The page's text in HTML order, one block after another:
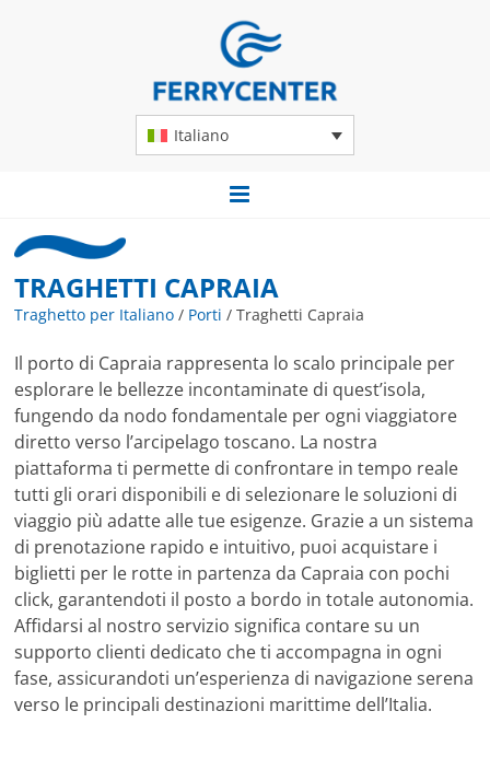
Italiano
TRAGHETTI CAPRAIA
Traghetto per Italiano / Porti /Traghetti Capraia
Il porto di Capraia rappresenta lo scalo principale per
esplorare le bellezze incontaminate di quest’isola,
fungendo da nodo fondamentale per ogni viaggiatore
diretto verso l’arcipelago toscano. La nostra
piattaforma ti permette di confrontare in tempo reale
tutti gli orari disponibili e di selezionare le soluzioni di
viaggio più adatte alle tue esigenze. Grazie a un sistema
di prenotazione rapido e intuitivo, puoi acquistare i
biglietti per le rotte in partenza da Capraia con pochi
click, garantendoti il posto a bordo in totale autonomia.
Affidarsi al nostro servizio significa contare su un
supporto clienti dedicato che ti accompagna in ogni
fase, assicurandoti un’esperienza di navigazione serena
verso le principali destinazioni marittime dell’Italia.